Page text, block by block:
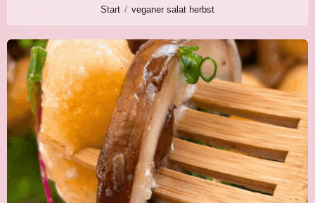
Start veganer salat herbst